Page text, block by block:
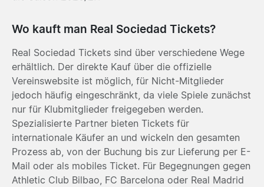
Wo kauft man Real Sociedad Tickets?
Real Sociedad Tickets sind über verschiedene Wege
erhältlich. Der direkte Kauf über die offizielle
Vereinswebsite ist möglich, für Nicht-Mitglieder
jedoch häufig eingeschränkt, da viele Spiele zunächst
nur für Klubmitglieder freigegeben werden.
Spezialisierte Partner bieten Tickets für
internationale Käufer an und wickeln den gesamten
Prozess ab, von der Buchung bis zur Lieferung per E-
Mail oder als mobiles Ticket. Für Begegnungen gegen
Athletic Club Bilbao, FC Barcelona oder Real Madrid